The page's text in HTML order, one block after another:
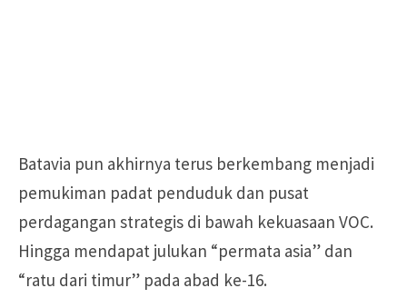
Batavia pun akhirnya terus berkembang menjadi
pemukiman padat penduduk dan pusat
perdagangan strategis di bawah kekuasaan VOC.
Hingga mendapat julukan “permata asia” dan
“ratu dari timur” pada abad ke-16.